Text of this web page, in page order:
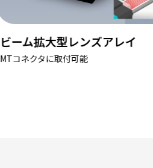
キャピラリー型ファイバアレイ
COSA用